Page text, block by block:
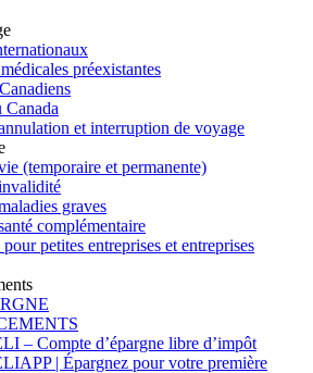
préexistantes
Canada
et interruption de voyage
(temporaire et permanente)
graves
complémentaire
pour petites entreprises et entreprises
– Compte d’épargne libre d’impôt
| Épargnez pour votre première